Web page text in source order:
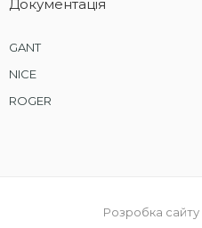
Документація
GANT
NICE
ROGER
Розробка сайту